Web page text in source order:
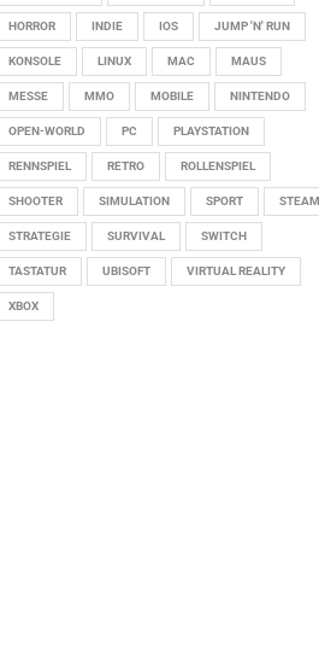
HORROR INDIE IOS JUMP 'N' RUN
KONSOLE LINUX MAC MAUS
MESSE MMO MOBILE NINTENDO
OPEN-WORLD PC PLAYSTATION
RENNSPIEL RETRO ROLLENSPIEL
SHOOTER SIMULATION SPORT STEAM
STRATEGIE SURVIVAL SWITCH
TASTATUR UBISOFT VIRTUAL REALITY
XBOX